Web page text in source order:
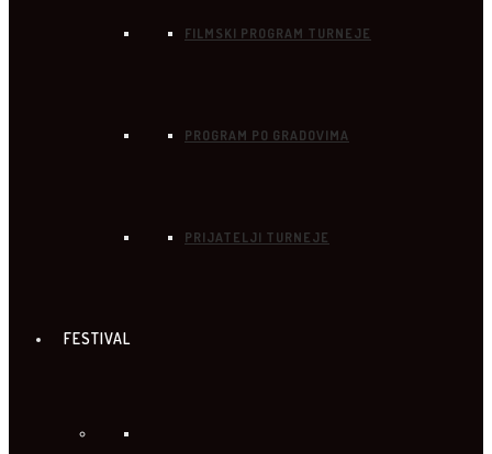
FILMSKI PROGRAM TURNEJE
PROGRAM PO GRADOVIMA
PRIJATELJI TURNEJE
FESTIVAL